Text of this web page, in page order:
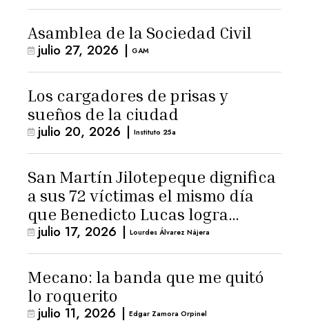
Asamblea de la Sociedad Civil
julio 27, 2026 | GAM
Los cargadores de prisas y
sueños de la ciudad
julio 20, 2026 | Instituto 25a
San Martín Jilotepeque dignifica
a sus 72 víctimas el mismo día
que Benedicto Lucas logra
arresto domiciliario
julio 17, 2026 | Lourdes Álvarez Nájera
Mecano: la banda que me quitó
lo roquerito
julio 11, 2026 | Edgar Zamora Orpinel